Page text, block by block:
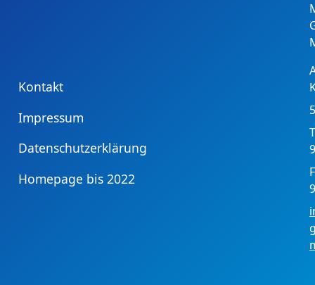
Kontakt
Impressum
Datenschutzerklärung
Homepage bis 2022